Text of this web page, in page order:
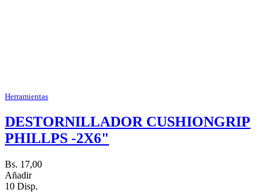
Herramientas
DESTORNILLADOR CUSHIONGRIP
PHILLPS -2X6"
Bs. 17,00
Añadir
10 Disp.